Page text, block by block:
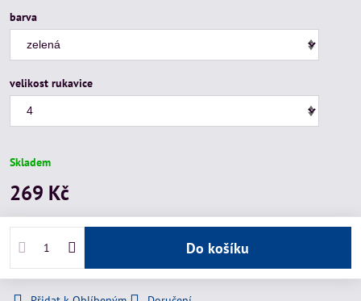
barva
velikost rukavice
Skladem
269 Kč
Do košíku